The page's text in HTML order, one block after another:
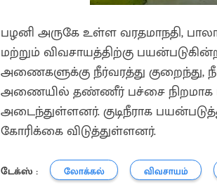
பழனி அருகே உள்ள வரதமாநதி,
மற்றும் விவசாயத்திற்கு
அணைகளுக்கு நீர்வரத்து குறைந்து,
அணையில் தண்ணீர் பச்சை நிறமாக
அடைந்துள்ளனர். குடிநீராக
கோரிக்கை விடுத்துள்ளனர்.
டேக்ஸ் : லோக்கல் விவசாயம்